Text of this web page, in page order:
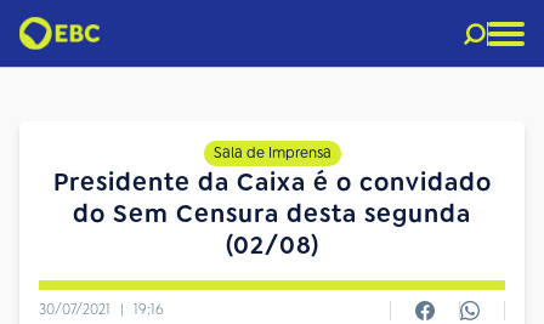
Sala de Imprensa
Presidente da Caixa é o convidado
do Sem Censura desta segunda
(02/08)
30/07/2021 | 19:16